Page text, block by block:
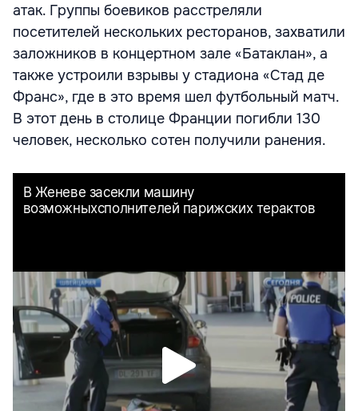
атак. Группы боевиков расстреляли
посетителей нескольких ресторанов, захватили
заложников в концертном зале «Батаклан», а
также устроили взрывы у стадиона «Стад де
Франс», где в это время шел футбольный матч.
В этот день в столице Франции погибли 130
человек, несколько сотен получили ранения.